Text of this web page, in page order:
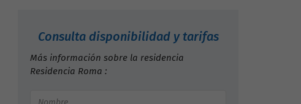
Consulta disponibilidad y tarifas
Más información sobre la residencia
Residencia Roma :